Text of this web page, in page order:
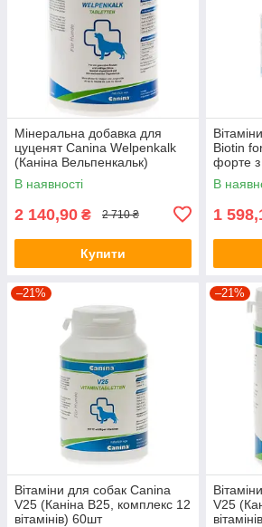
Мінеральна добавка для
цуценят Canina Welpenkalk
(Каніна Вельпенкальк)
1000шт
В наявності
2 140,90 ₴ 2 710 ₴
Купити
Biotin
форте
В
1
–21%
Вітаміни для собак Canina
V25 (Каніна В25, комплекс 12
вітамінів) 60шт
–21%
V25